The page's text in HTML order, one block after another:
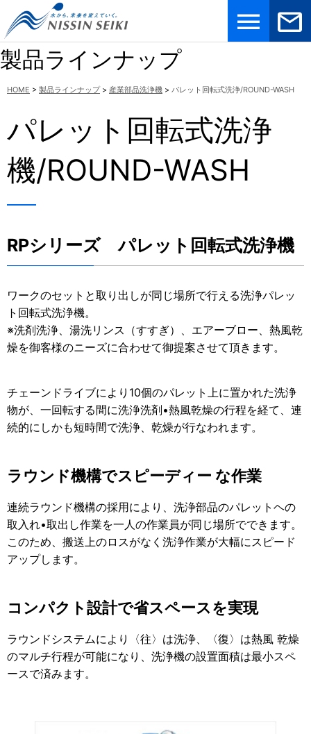
ー
お問合
製品ラインナップ
HOME > 製品ラインナップ> 産業部品洗浄機 > パレット回転式洗浄/ROUND-WASH
パレット回転式洗浄
機/ROUND-WASH
RPシリーズ パレット回転式洗浄機
ワークのセットと取り出しが同じ場所で行える洗浄パレッ
ト回転式洗浄機。
※洗剤洗浄、湯洗リンス（すすぎ）、エアーブロー、熱風乾
燥を御客様のニーズに合わせて御提案させて頂きます。
チェーンドライブにより10個のパレット上に置かれた洗浄
物が、一回転する間に洗浄洗剤•熱風乾燥の行程を経て、連
続的にしかも短時間で洗浄、乾燥が行なわれます。
ラウンド機構でスピーディー な作業
連続ラウンド機構の採用により、洗浄部品のパレットヘの
取入れ•取出し作業を一人の作業員が同じ場所でできます。
このため、搬送上のロスがなく洗浄作業が大幅にスピード
アップします。
コンパクト設計で省スペースを実現
ラウンドシステムにより〈往〉は洗浄、〈復〉は熱風 乾燥
のマルチ行程が可能になり、洗浄機の設置面積は最小スペ
ースで済みます。